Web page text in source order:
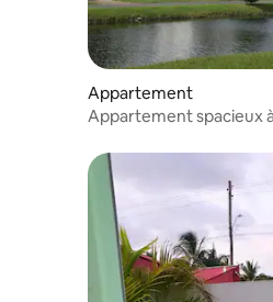
Appartement
Appartement spacieux